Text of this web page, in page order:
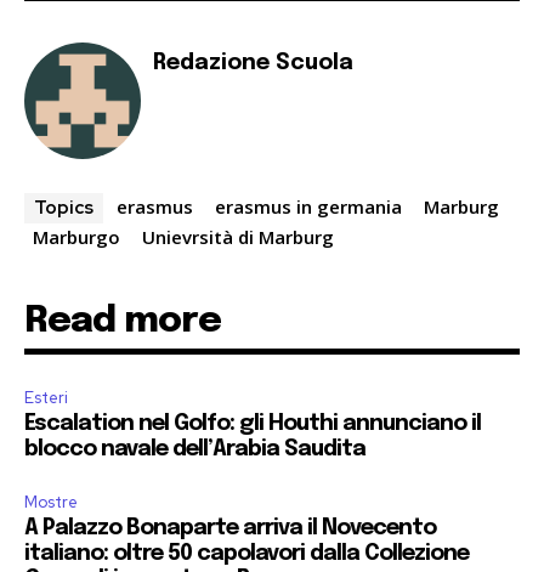
Redazione Scuola
Topics erasmus erasmus in germania
Marburg
Marburgo
Unievrsità di Marburg
Read more
Esteri
Escalation nel Golfo: gli Houthi annunciano il
blocco navale dell’Arabia Saudita
Mostre
A Palazzo Bonaparte arriva il Novecento
italiano: oltre 50 capolavori dalla Collezione